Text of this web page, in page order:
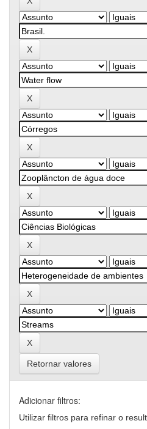
Retornar valores
Adicionar filtros:
Utilizar filtros para refinar o